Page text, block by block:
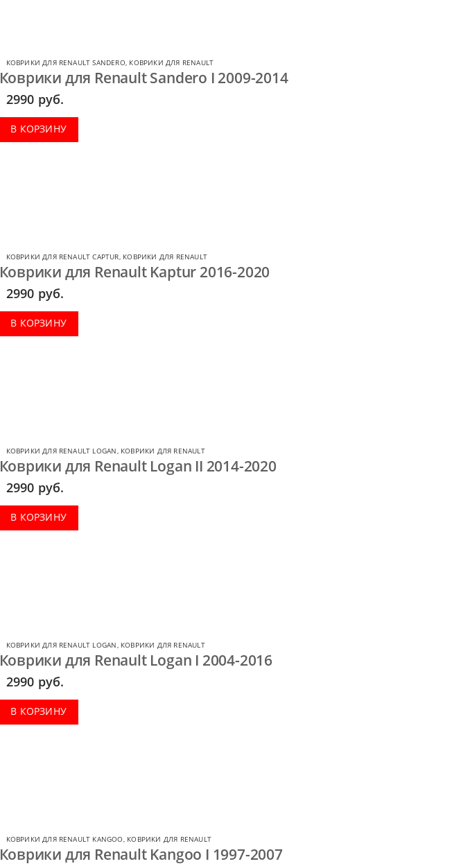
КОВРИКИ ДЛЯ RENAULT SANDERO, КОВРИКИ ДЛЯ RENAULT
Коврики для Renault Sandero I 2009-2014
2990 руб.
В КОРЗИНУ
КОВРИКИ ДЛЯ RENAULT CAPTUR, КОВРИКИ ДЛЯ RENAULT
Коврики для Renault Kaptur 2016-2020
2990 руб.
В КОРЗИНУ
КОВРИКИ ДЛЯ RENAULT LOGAN, КОВРИКИ ДЛЯ RENAULT
Коврики для Renault Logan II 2014-2020
2990 руб.
В КОРЗИНУ
КОВРИКИ ДЛЯ RENAULT LOGAN, КОВРИКИ ДЛЯ RENAULT
Коврики для Renault Logan I 2004-2016
2990 руб.
В КОРЗИНУ
КОВРИКИ ДЛЯ RENAULT KANGOO, КОВРИКИ ДЛЯ RENAULT
Коврики для Renault Kangoo I 1997-2007